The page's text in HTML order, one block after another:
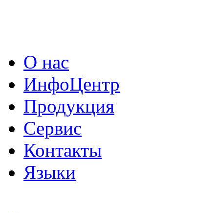
О нас
ИнфоЦентр
Продукция
Сервис
Контакты
Языки